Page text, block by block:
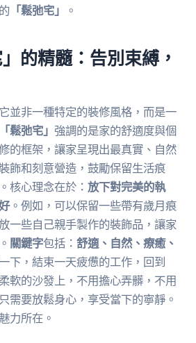
「鬆弛宅」 。
的精髓：告別束縛，
並非一種特定的裝修風格，而是一
「鬆弛宅」 強調的是家的舒適度與個
的框架，讓家呈現出最真實、自然
飾和刻意營造，鼓勵保留生活痕
核心理念在於： 放下對完美的執
。例如，可以保留一些帶有歲月痕
一些自己親手製作的裝飾品，讓家
關鍵字包括： 舒適、自然、療癒、
下，結束一天疲憊的工作，回到
軟的沙發上，不用擔心弄髒，不用
需要放鬆身心，享受當下的寧靜。
力所在。